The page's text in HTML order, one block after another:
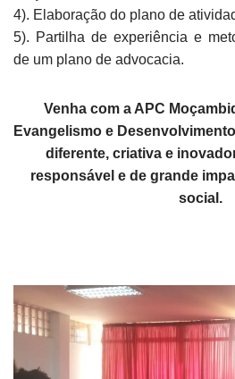
4). Elaboração do plano de
5). Partilha de experiência e
de um plano de advocacia.
Venha com a APC
Evangelismo e
diferente, criativa e
responsável e de grande
social.